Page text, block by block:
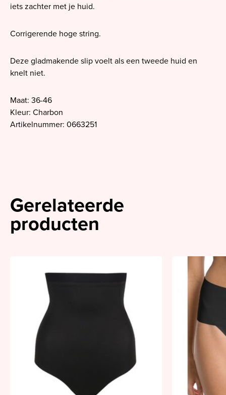
iets zachter met je huid.
Corrigerende hoge string.
Deze gladmakende slip voelt als een tweede huid en
knelt niet.
Maat: 36-46
Kleur: Charbon
Artikelnummer: 0663251
Gerelateerde
producten